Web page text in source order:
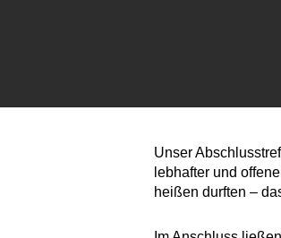
Unser
lebhafter und
heißen durften –